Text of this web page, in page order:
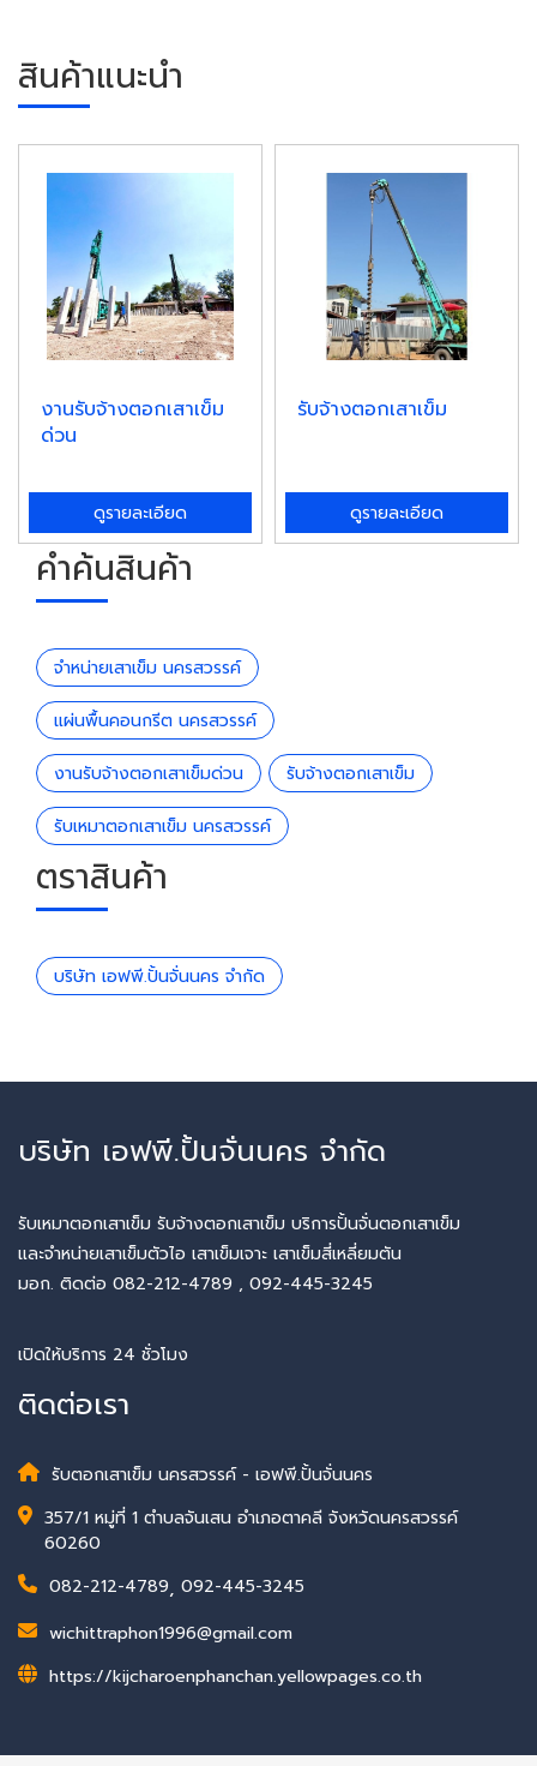
สินค้าแนะนำ
งานรับจ้างตอกเสาเข็ม
ด่วน
ดูรายละเอียด
รับจ้างตอกเสาเข็ม
ดูรายละเอียด
คำค้นสินค้า
จำหน่ายเสาเข็ม นครสวรรค์
แผ่นพื้นคอนกรีต นครสวรรค์
งานรับจ้างตอกเสาเข็มด่วน รับจ้างตอกเสาเข็ม
รับเหมาตอกเสาเข็ม นครสวรรค์
ตราสินค้า
บริษัท เอฟพี.ปั้นจั่นนคร จำกัด
บริษัท เอฟพี.ปั้นจั่นนคร จำกัด
รับเหมาตอกเสาเข็ม รับจ้างตอกเสาเข็ม บริการปั้นจั่นตอกเสาเข็ม
และจำหน่ายเสาเข็มตัวไอ เสาเข็มเจาะ เสาเข็มสี่เหลี่ยมตัน
มอก. ติดต่อ 082-212-4789 , 092-445-3245
เปิดให้บริการ 24 ชั่วโมง
ติดต่อเรา
รับตอกเสาเข็ม นครสวรรค์ - เอฟพี.ปั้นจั่นนคร
357/1 หมู่ที่ 1 ตำบลจันเสน อำเภอตาคลี จังหวัดนครสวรรค์
60260
082-212-4789, 092-445-3245
wichittraphon1996@gmail.com
https://kijcharoenphanchan.yellowpages.co.th